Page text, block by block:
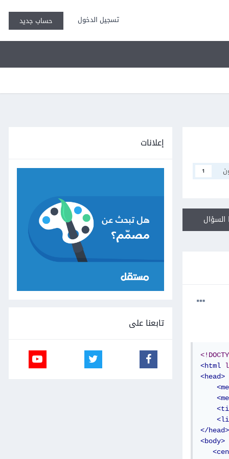
تسجيل الدخول حساب جديد
1
<html
<head>
</head>
<body>
إعلانات
تابعنا على